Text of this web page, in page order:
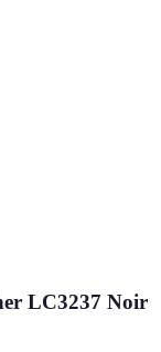
LC3237 Noir